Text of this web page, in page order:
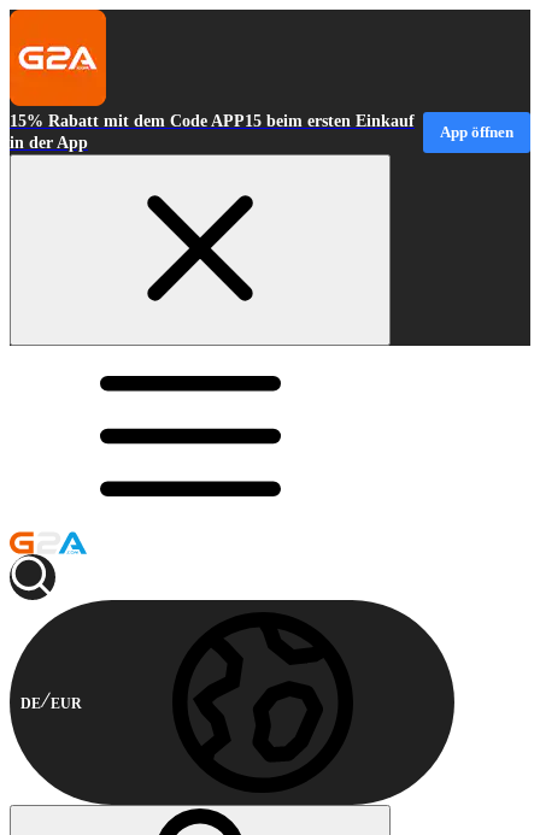
15% Rabatt mit dem Code APP15 beim ersten Einkauf
in der App
App öffnen
DE EUR